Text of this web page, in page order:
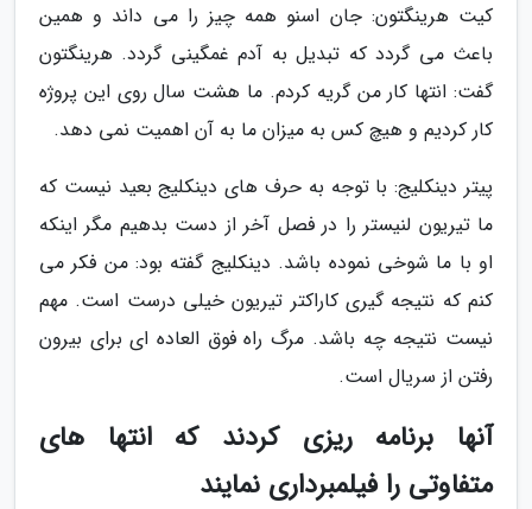
کیت هرینگتون: جان اسنو همه چیز را می داند و همین
باعث می گردد که تبدیل به آدم غمگینی گردد. هرینگتون
گفت: انتها کار من گریه کردم. ما هشت سال روی این پروژه
کار کردیم و هیچ کس به میزان ما به آن اهمیت نمی دهد.
پیتر دینکلیج: با توجه به حرف های دینکلیج بعید نیست که
ما تیریون لنیستر را در فصل آخر از دست بدهیم مگر اینکه
او با ما شوخی نموده باشد. دینکلیج گفته بود: من فکر می
کنم که نتیجه گیری کاراکتر تیریون خیلی درست است. مهم
نیست نتیجه چه باشد. مرگ راه فوق العاده ای برای بیرون
رفتن از سریال است.
آنها برنامه ریزی کردند که انتها های
متفاوتی را فیلمبرداری نمایند